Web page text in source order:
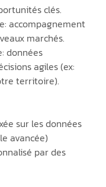
clés.
accompagnement
marchés.
données
agiles (ex:
territoire).
sur les données
avancée)
par des